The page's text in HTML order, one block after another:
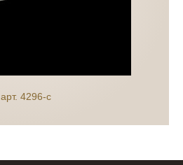
арт. 4296-c